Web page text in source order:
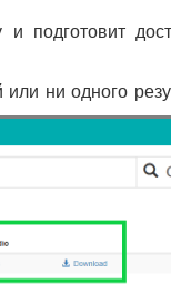
подготовит
ни одного